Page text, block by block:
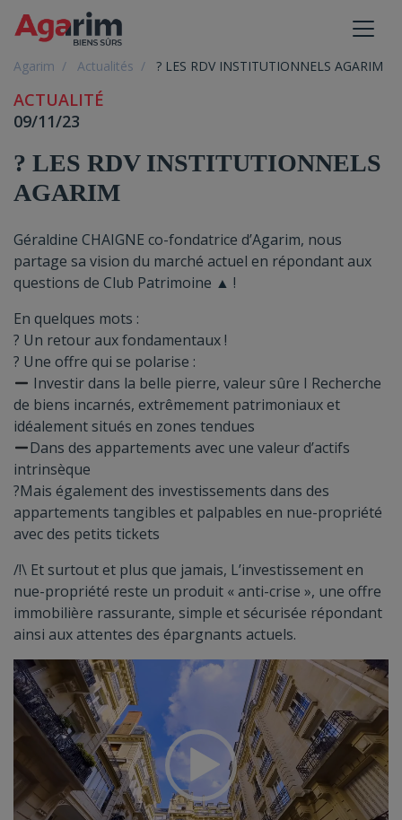
Agarim Actualités ? LES RDV INSTITUTIONNELS AGARIM
ACTUALITÉ
09/11/23
? LES RDV INSTITUTIONNELS
AGARIM
Géraldine CHAIGNE co-fondatrice d’Agarim, nous
partage sa vision du marché actuel en répondant aux
questions de Club Patrimoine ▲ !
En quelques mots :
? Un retour aux fondamentaux !
? Une offre qui se polarise :
Investir dans la belle pierre, valeur sûre I Recherche
de biens incarnés, extrêmement patrimoniaux et
idéalement situés en zones tendues
Dans des appartements avec une valeur d’actifs
intrinsèque
?Mais également des investissements dans des
appartements tangibles et palpables en nue-propriété
avec des petits tickets
/!\ Et surtout et plus que jamais, L’investissement en
nue-propriété reste un produit « anti-crise », une offre
immobilière rassurante, simple et sécurisée répondant
ainsi aux attentes des épargnants actuels.
Lecteur
vidéo